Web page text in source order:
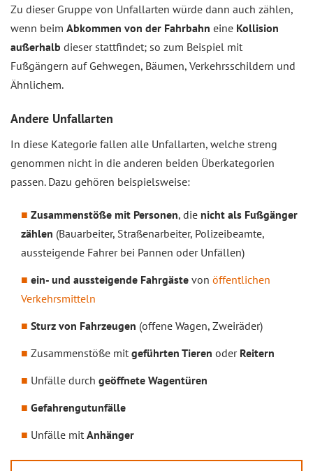
Zu dieser Gruppe von Unfallarten würde dann auch zählen,
wenn beim Abkommen von der Fahrbahn eine Kollision
außerhalb dieser stattfindet; so zum Beispiel mit
Fußgängern auf Gehwegen, Bäumen, Verkehrsschildern und
Ähnlichem.
Andere Unfallarten
In diese Kategorie fallen alle Unfallarten, welche streng
genommen nicht in die anderen beiden Überkategorien
passen. Dazu gehören beispielsweise:
Zusammenstöße mit Personen, die nicht als Fußgänger
zählen (Bauarbeiter, Straßenarbeiter, Polizeibeamte,
aussteigende Fahrer bei Pannen oder Unfällen)
ein- und aussteigende Fahrgäste von öffentlichen
Verkehrsmitteln
Sturz von Fahrzeugen (offene Wagen, Zweiräder)
Zusammenstöße mit geführten Tieren oder Reitern
Unfälle durch geöffnete Wagentüren
Gefahrengutunfälle
Unfälle mit Anhänger